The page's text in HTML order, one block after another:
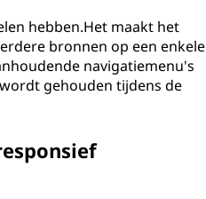
hebben.Het maakt het
bronnen op een enkele
navigatiemenu's
gehouden tijdens de